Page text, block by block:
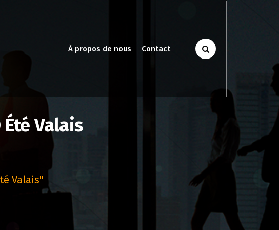
À propos de nous Contact
Été Valais
Valais"